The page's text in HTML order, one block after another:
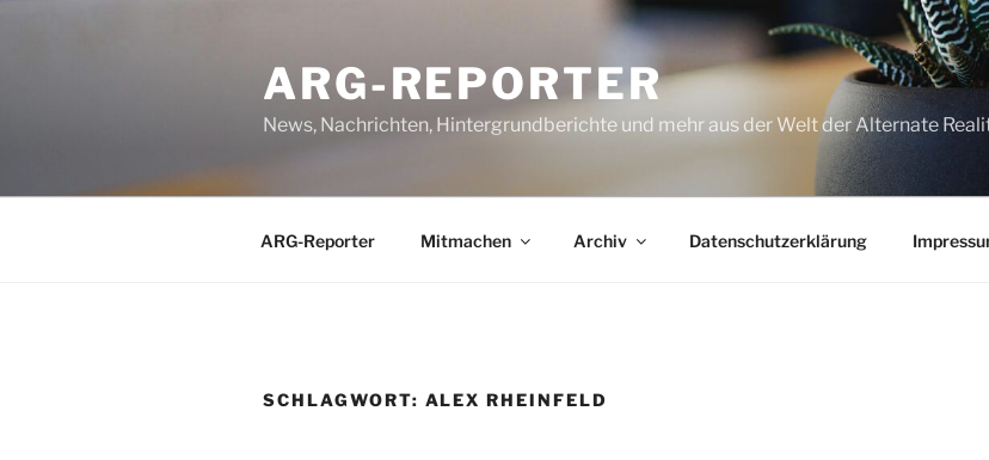
ARG-REPORTER
News, Nachrichten, Hintergrundberichte und mehr aus der Welt der Alternate
ARG-Reporter Mitmachen Archiv Datenschutzerklärung
SCHLAGWORT: ALEX RHEINFELD